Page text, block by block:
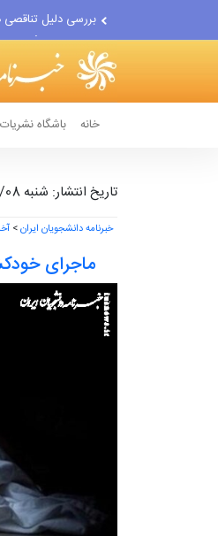
اجرای مدل تأمین
تغییر ناگهانی روی
خانه باشگاه نشریات
تاریخ انتشار: شنبه 1404/06/08 - 23:01
خبرنامه دانشجویان ایران>
ماجرای